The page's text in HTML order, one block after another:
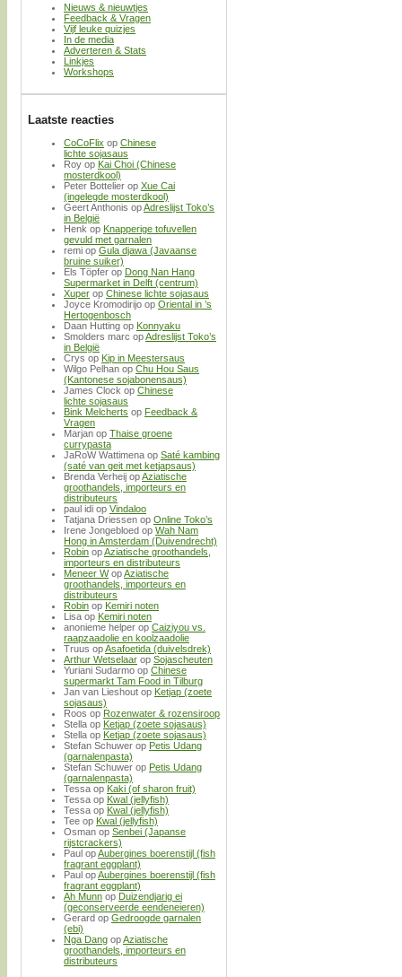
Nieuws & nieuwtjes
Feedback & Vragen
Vijf leuke quizjes
In de media
Adverteren & Stats
Linkjes
Workshops
Laatste reacties
CoCoFlix op Chinese
lichte sojasaus
Roy op Kai Choi (Chinese
mosterdkool)
Peter Bottelier op Xue Cai
(ingelegde mosterdkool)
Geert Anthonis opAdreslijst Toko’s
in België
Henk op Knapperige tofuvellen
gevuld met garnalen
remi op Gula djawa (Javaanse
bruine suiker)
Els Töpfer op Dong Nan Hang
Supermarket in Delft (centrum)
Xuper op Chinese lichte sojasaus
Joyce Kromodirijo op Oriental in ’s
Hertogenbosch
Daan Hutting op Konnyaku
Smolders marc opAdreslijst Toko’s
in België
Crys op Kip in Meestersaus
Wilgo Pelhan op Chu Hou Saus
(Kantonese sojabonensaus)
James Clock op Chinese
lichte sojasaus
Bink Melcherts op Feedback &
Vragen
Marjan op Thaise groene
currypasta
JaRoW Wattimena op Saté kambing
(saté van geit met ketjapsaus)
Brenda Verheij opAziatische
groothandels, importeurs en
distributeurs
paul idi op Vindaloo
Tatjana Driessen op Online Toko’s
Irene Jongebloed op Wah Nam
Hong in Amsterdam (Duivendrecht)
Robin opAziatische groothandels,
importeurs en distributeurs
Meneer WopAziatische
groothandels, importeurs en
distributeurs
Robin op Kemiri noten
Lisa op Kemiri noten
anonieme helper op Caiziyou vs.
raapzaadolie en koolzaadolie
Truus opAsafoetida (duivelsdrek)
Arthur Wetselaar op Sojascheuten
Yuriani Sudarmo op Chinese
supermarkt Tam Food in Tilburg
Jan van Lieshout op Ketjap (zoete
sojasaus)
Roos op Rozenwater & rozensiroop
Stella op Ketjap (zoete sojasaus)
Stella op Ketjap (zoete sojasaus)
Stefan Schuwer op Petis Udang
(garnalenpasta)
Stefan Schuwer op Petis Udang
(garnalenpasta)
Tessa op Kaki (of sharon fruit)
Tessa op Kwal (jellyfish)
Tessa op Kwal (jellyfish)
Tee op Kwal (jellyfish)
Osman op Senbei (Japanse
rijstcrackers)
Paul opAubergines boerenstijl (fish
fragrant eggplant)
Paul opAubergines boerenstijl (fish
fragrant eggplant)
Ah Munn op Duizendjarig ei
(geconserveerde eendeneieren)
Gerard op Gedroogde garnalen
(ebi)
Nga Dang opAziatische
groothandels, importeurs en
distributeurs